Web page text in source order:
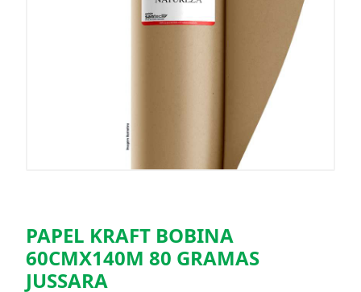
PAPEL KRAFT BOBINA
60CMX140M 80 GRAMAS
JUSSARA